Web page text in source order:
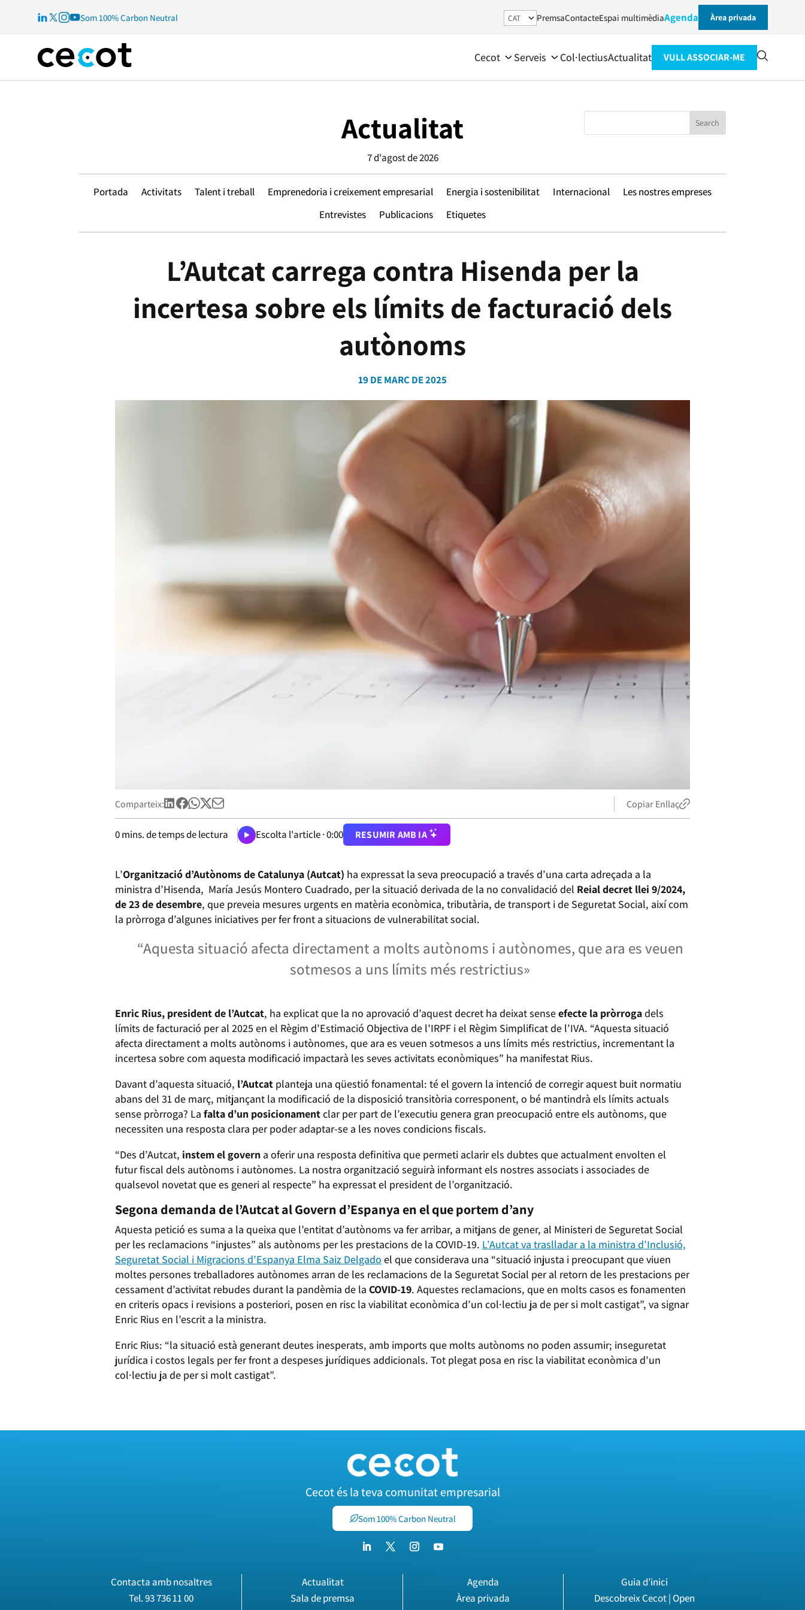
Som 100% Carbon Neutral PremsaContacteEspai multimèdiaAgenda Àrea privada
Cecot Serveis Col·lectiusActualitat VULL ASSOCIAR-ME
Actualitat
7 d'agost de 2026
Portada Activitats Talent i treball Emprenedoria i creixement empresarial Energia i sostenibilitat Internacional
Les nostres empreses
Entrevistes
Publicacions Etiquetes
L’Autcat carrega contra Hisenda per la
incertesa sobre els límits de facturació dels
autònoms
19 DE MARÇ DE 2025
Comparteix: Copiar Enllaç
0mins. de temps de lectura Escolta l'article ·0:00 RESUMIR AMB IA
L’Organització d’Autònoms de Catalunya (Autcat) ha expressat la seva preocupació a través d’una carta adreçada a la
ministra d’Hisenda, María Jesús Montero Cuadrado, per la situació derivada de la no convalidació del Reial decret llei 9/2024,
de 23 de desembre, que preveia mesures urgents en matèria econòmica, tributària, de transport i de Seguretat Social, així com
la pròrroga d’algunes iniciatives per fer front a situacions de vulnerabilitat social.
“Aquesta situació afecta directament a molts autònoms i autònomes, que ara es veuen
sotmesos a uns límits més restrictius»
Enric Rius, president de l’Autcat, ha explicat que la no aprovació d’aquest decret ha deixat senseefecte la pròrrogadels
límits de facturació per al 2025 en el Règim d’Estimació Objectiva de l’IRPF i el Règim Simplificat de l’IVA. “Aquesta situació
afecta directament a molts autònoms i autònomes, que ara es veuen sotmesos a uns límits més restrictius, incrementant la
incertesa sobre com aquesta modificació impactarà les seves activitats econòmiques” ha manifestat Rius.
Davant d’aquesta situació, l’Autcat planteja una qüestió fonamental: té el govern la intenció de corregir aquest buit normatiu
abans del 31 de març, mitjançant la modificació de la disposició transitòria corresponent, o bé mantindrà els límits actuals
sense pròrroga? La falta d’un posicionamentclar per part de l’executiu genera gran preocupació entre els autònoms, que
necessiten una resposta clara per poder adaptar-se a les noves condicions fiscals.
“Des d’Autcat, instem el govern a oferir una resposta definitiva que permeti aclarir els dubtes que actualment envolten el
futur fiscal dels autònoms i autònomes. La nostra organització seguirà informant els nostres associats i associades de
qualsevol novetat que es generi al respecte” ha expressat el president de l’organització.
Segona demanda de l’Autcat al Govern d’Espanya en el que portem d’any
Aquesta petició es suma a la queixa que l’entitat d’autònoms va fer arribar, a mitjans de gener, al Ministeri de Seguretat Social
per les reclamacions “injustes” als autònoms per les prestacions de la COVID-19. L’Autcat va traslladar a la ministra d’Inclusió,
Seguretat Social i Migracions d’Espanya Elma Saiz Delgado el que considerava una “situació injusta i preocupant que viuen
moltes persones treballadores autònomes arran de les reclamacions de la Seguretat Social per al retorn de les prestacions per
cessament d’activitat rebudes durant la pandèmia de la COVID-19. Aquestes reclamacions, que en molts casos es fonamenten
en criteris opacs i revisions a posteriori, posen en risc la viabilitat econòmica d’un col·lectiu ja de per si molt castigat”, va signar
Enric Rius en l’escrit a la ministra.
Enric Rius: “la situació està generant deutes inesperats, amb imports que molts autònoms no poden assumir; inseguretat
jurídica i costos legals per fer front a despeses jurídiques addicionals. Tot plegat posa en risc la viabilitat econòmica d’un
col·lectiu ja de per si molt castigat”.
Cecot és la teva comunitat empresarial
Som 100% Carbon Neutral
Contacta amb nosaltres
Tel.93 736 11 00
Actualitat
Sala de premsa
Agenda
Àrea privada
Guia d’inici
Descobreix Cecot | Open